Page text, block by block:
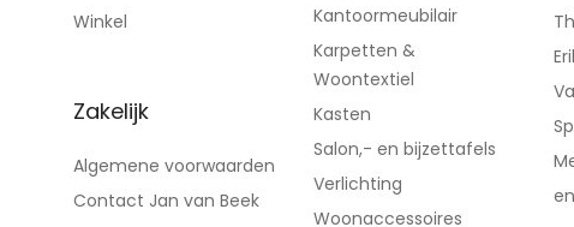
Winkel
Zakelijk
Algemene voorwaarden
Contact Jan van Beek
Kantoormeubilair
Karpetten &
Woontextiel
Kasten
Salon,- en bijzettafels
Verlichting
Woonaccessoires